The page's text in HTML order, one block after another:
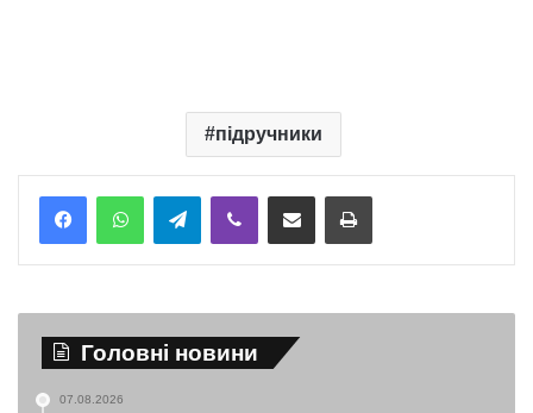
підручники
TelegramViber Надіслати електронною поштоюНадрукувати
Головні новини
07.08.2026